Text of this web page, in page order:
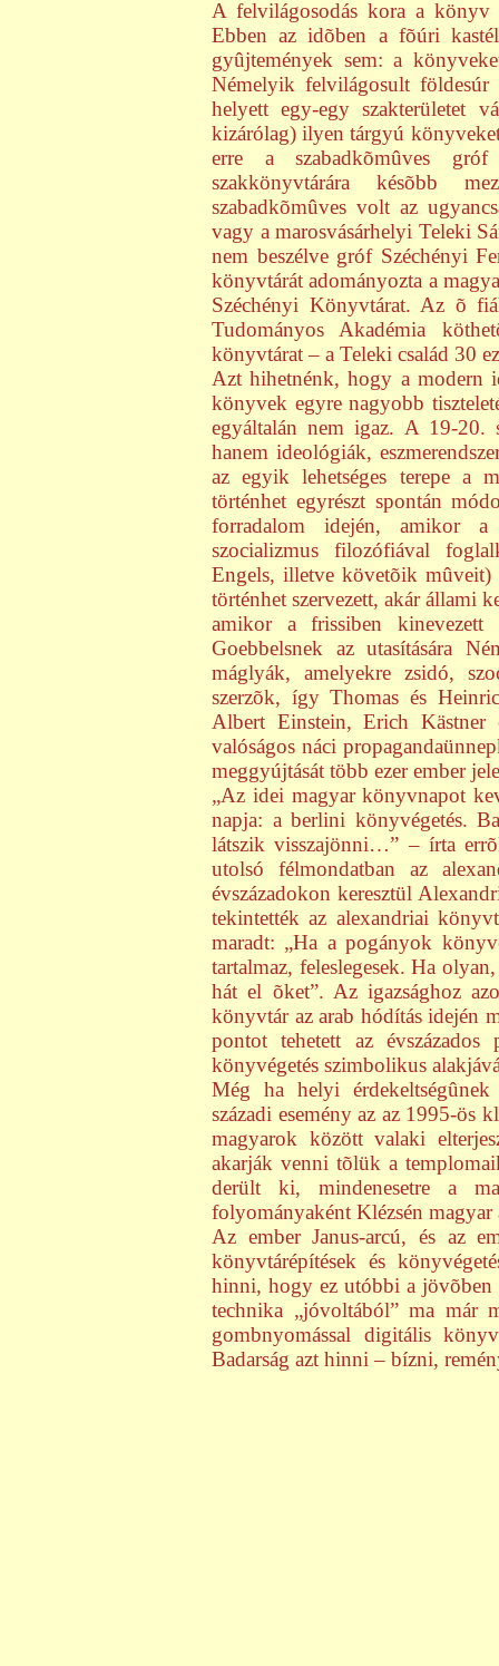
A felvilágosodás kora a könyv
Ebben az idõben a fõúri
gyûjtemények sem: a
Némelyik felvilágosult földesúr
helyett egy-egy szakterületet
kizárólag) ilyen tárgyú
erre a szabadkõmûves
szakkönyvtárára késõbb
szabadkõmûves volt az
vagy a marosvásárhelyi Teleki
nem beszélve gróf Széchényi
könyvtárát adományozta a
Széchényi Könyvtárat. Az õ
Tudományos Akadémia
könyvtárat – a Teleki család 30
Azt hihetnénk, hogy a modern
könyvek egyre nagyobb
egyáltalán nem igaz. A 19-20.
hanem ideológiák,
az egyik lehetséges terepe a
történhet egyrészt spontán
forradalom idején, amikor
szocializmus filozófiával
Engels, illetve követõik mûveit)
történhet szervezett, akár állami
amikor a frissiben kinevezett
Goebbelsnek az utasítására
máglyák, amelyekre zsidó,
szerzõk, így Thomas és
Albert Einstein, Erich Kästner
valóságos náci
meggyújtását több ezer ember
„Az idei magyar könyvnapot
napja: a berlini könyvégetés.
látszik visszajönni…” – írta
utolsó félmondatban az
évszázadokon keresztül
tekintették az alexandriai
maradt: „Ha a pogányok
tartalmaz, feleslegesek. Ha
hát el õket”. Az igazsághoz
könyvtár az arab hódítás idején
pontot tehetett az
könyvégetés szimbolikus
Még ha helyi
századi esemény az az 1995-ös
magyarok között valaki
akarják venni tõlük a
derült ki, mindenesetre a
folyományaként Klézsén magyar
Az ember Janus-arcú, és az
könyvtárépítések és
hinni, hogy ez utóbbi a jövõben
technika „jóvoltából” ma már
gombnyomással digitális
Badarság azt hinni – bízni,